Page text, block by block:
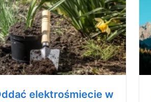
elektrośmiecie w